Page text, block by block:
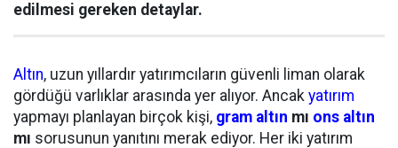
edilmesi gereken detaylar.
Altın, uzun yıllardır yatırımcıların güvenli liman olarak
gördüğü varlıklar arasında yer alıyor. Ancak yatırım
yapmayı planlayan birçok kişi, gram altın mı ons altın
mı sorusunun yanıtını merak ediyor. Her iki yatırım